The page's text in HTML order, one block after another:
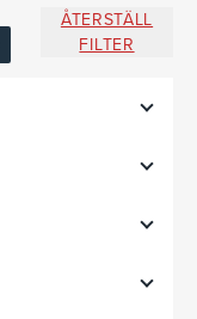
ÅTERSTÄLL
FILTER